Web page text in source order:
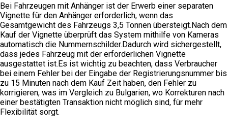
Bei Fahrzeugen mit Anhänger ist der Erwerb einer separaten
Vignette für den Anhänger erforderlich, wenn das
Gesamtgewicht des Fahrzeugs 3,5 Tonnen übersteigt.Nach dem
Kauf der Vignette überprüft das System mithilfe von Kameras
automatisch die Nummernschilder.Dadurch wird sichergestellt,
dass jedes Fahrzeug mit der erforderlichen Vignette
ausgestattet ist.Es ist wichtig zu beachten, dass Verbraucher
bei einem Fehler bei der Eingabe der Registrierungsnummer bis
zu 15 Minuten nach dem Kauf Zeit haben, den Fehler zu
korrigieren, was im Vergleich zu Bulgarien, wo Korrekturen nach
einer bestätigten Transaktion nicht möglich sind, für mehr
Flexibilität sorgt.